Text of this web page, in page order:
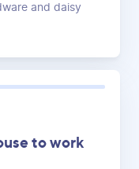
and daisy
to work